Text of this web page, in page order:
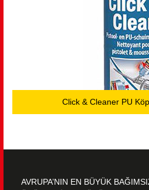
Click & Cleaner PU
AVRUPA’NIN EN BÜYÜK